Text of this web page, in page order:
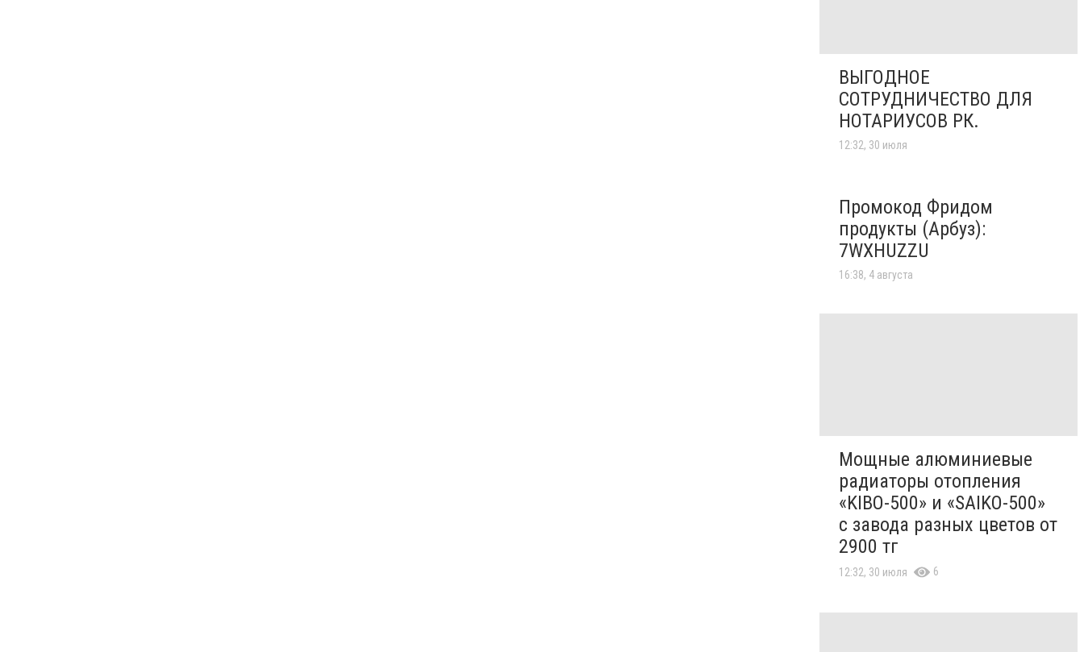
ВЫГОДНОЕ
СОТРУДНИЧЕСТВО ДЛЯ
НОТАРИУСОВ РК.
12:32, 30 июля
Промокод Фридом
продукты (Арбуз):
7WXHUZZU
16:38, 4 августа
Мощные алюминиевые
радиаторы отопления
«KIBO-500» и «SAIKO-500»
с завода разных цветов от
2900 тг
12:32, 30 июля 6